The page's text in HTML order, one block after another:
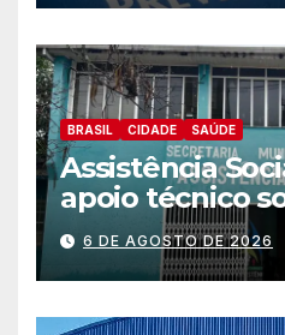
BRASIL CIDADE SAÚDE
Assistência
apoio técnico
preparação e
situações de
calamidade
6 DE AGOSTO DE 2026